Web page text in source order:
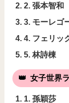
2. 張本智和
3. モーレゴ
4. フェリッ
5. 林詩棟
女子世界
1. 孫穎莎